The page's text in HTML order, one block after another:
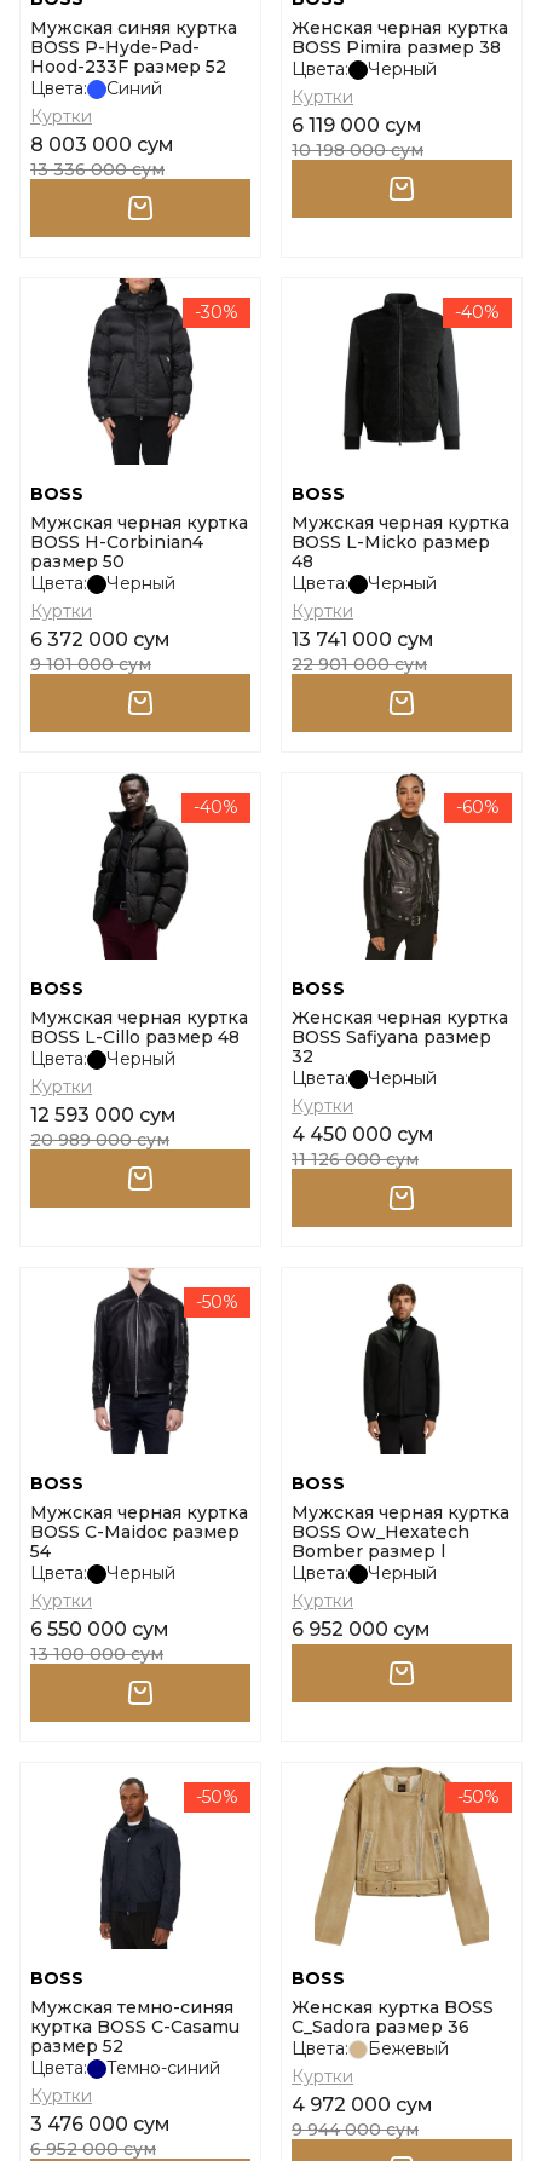
Мужская синяя куртка
BOSS P-Hyde-Pad-
Hood-233F размер 52
Цвета:
Синий
Куртки
8 003 000 сум
13 336 000 сум
Женская черная куртка
BOSS Pimira размер 38
Цвета:
Черный
Куртки
6 119 000 сум
10 198 000 сум
-30%
BOSS
Мужская черная куртка
BOSS H-Corbinian4
размер 50
Цвета:
Черный
Куртки
6 372 000 сум
9 101 000 сум
-40%
BOSS
Мужская черная куртка
BOSS L-Micko размер
48
Цвета:
Черный
Куртки
13 741 000 сум
22 901 000 сум
-40%
BOSS
Мужская черная куртка
BOSS L-Cillo размер 48
Цвета:
Черный
Куртки
12 593 000 сум
20 989 000 сум
-60%
BOSS
Женская черная куртка
BOSS Safiyana размер
32
Цвета:
Черный
Куртки
4 450 000 сум
11 126 000 сум
-50%
BOSS
Мужская черная куртка
BOSS C-Maidoc размер
54
Цвета:
Черный
Куртки
6 550 000 сум
13 100 000 сум
BOSS
Мужская черная куртка
BOSS Ow_Hexatech
Bomber размер l
Цвета:
Черный
Куртки
6 952 000 сум
-50%
BOSS
Мужская темно-синяя
куртка BOSS C-Casamu
размер 52
Цвета:
Темно-синий
Куртки
3 476 000 сум
6 952 000 сум
-50%
BOSS
Женская куртка BOSS
C_Sadora размер 36
Цвета:
Бежевый
Куртки
4 972 000 сум
9 944 000 сум